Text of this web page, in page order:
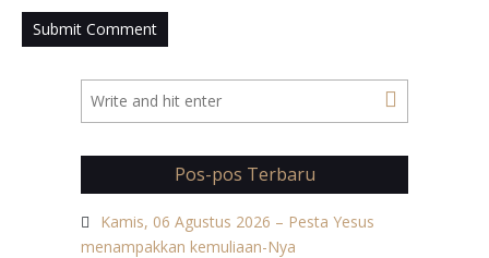
Pos-pos Terbaru
Kamis, 06 Agustus 2026 – Pesta Yesus
menampakkan kemuliaan-Nya